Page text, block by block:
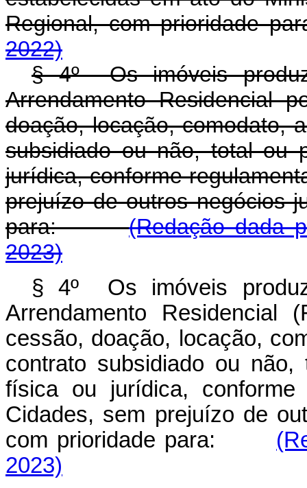
Regional, com prioridade
2022)
§ 4º Os imóveis
Arrendamento Residencial
doação, locação, comodato,
subsidiado ou não, total ou
jurídica, conforme
prejuízo de outros negócios
para:(Redação dada
2023)
§ 4º Os imóveis
Arrendamento Residencial
cessão, doação, locação,
contrato subsidiado ou
física ou jurídica, conforme
Cidades, sem prejuízo de
com prioridade para:
2023)